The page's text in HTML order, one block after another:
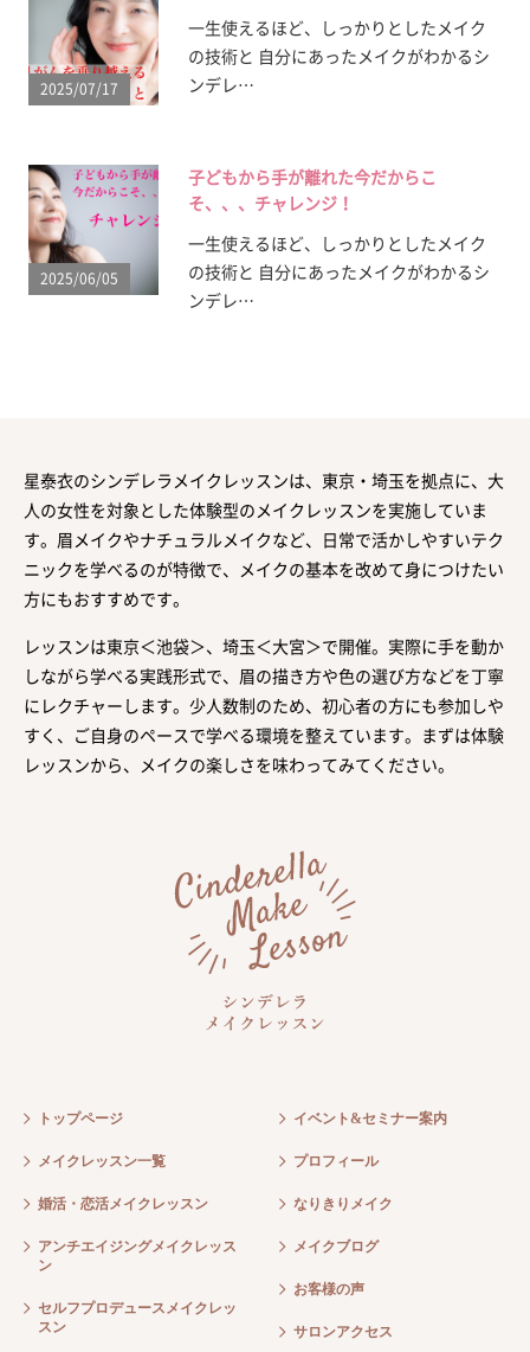
2025/07/17
一生使えるほど、しっかりとしたメイク
の技術と 自分にあったメイクがわかるシ
ンデレ…
2025/06/05
子どもから手が離れた今だからこ
そ、、、チャレンジ！
一生使えるほど、しっかりとしたメイク
の技術と 自分にあったメイクがわかるシ
ンデレ…
星泰衣のシンデレラメイクレッスンは、東京・埼玉を拠点に、大
人の女性を対象とした体験型のメイクレッスンを実施していま
す。眉メイクやナチュラルメイクなど、日常で活かしやすいテク
ニックを学べるのが特徴で、メイクの基本を改めて身につけたい
方にもおすすめです。
レッスンは東京＜池袋＞、埼玉＜大宮＞で開催。実際に手を動か
しながら学べる実践形式で、眉の描き方や色の選び方などを丁寧
にレクチャーします。少人数制のため、初心者の方にも参加しや
すく、ご自身のペースで学べる環境を整えています。まずは体験
レッスンから、メイクの楽しさを味わってみてください。
トップページ
メイクレッスン一覧
婚活・恋活メイクレッスン
アンチエイジングメイクレッス
ン
セルフプロデュースメイクレッ
スン
イベント&セミナー案内
プロフィール
なりきりメイク
メイクブログ
お客様の声
サロンアクセス